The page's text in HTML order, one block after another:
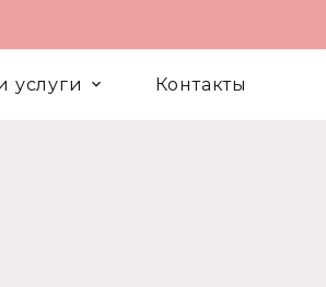
услуги Контакты